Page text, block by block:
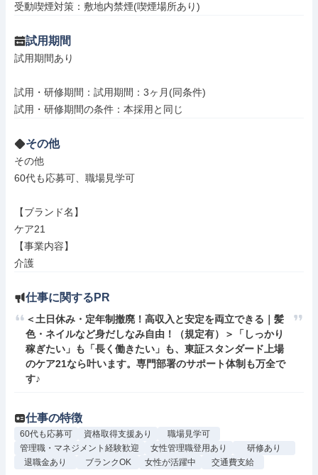
受動喫煙対策：敷地内禁煙(喫煙場所あり)
試用期間
試用期間あり
試用・研修期間：試用期間：3ヶ月(同条件)
その他
その他
60代も応募可、職場見学可
【ブランド名】
ケア21
【事業内容】
介護
仕事に関するPR
＜土日休み・定年制撤廃！高収入と安定を両立できる｜髪
色・ネイルなど身だしなみ自由！（規定有）＞「しっかり
稼ぎたい」も「長く働きたい」も、東証スタンダード上場
のケア21なら叶います。専門部署のサポート体制も万全で
す♪
仕事の特徴
60代も応募可 資格取得支援あり
職場見学可
管理職・マネジメント経験歓迎
女性管理職登用あり
研修あり
退職金あり
ブランクOK 女性が活躍中 交通費支給